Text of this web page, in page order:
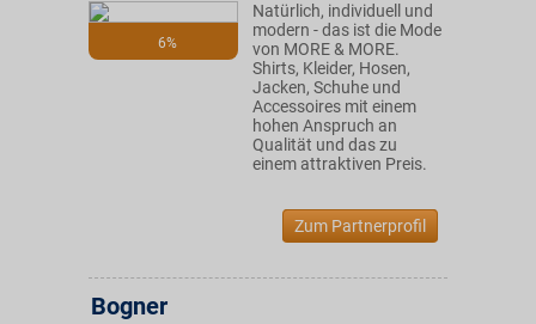
6%
Natürlich, individuell und
modern - das ist die Mode
von MORE & MORE.
Shirts, Kleider, Hosen,
Jacken, Schuhe und
Accessoires mit einem
hohen Anspruch an
Qualität und das zu
einem attraktiven Preis.
Zum Partnerprofil
Bogner